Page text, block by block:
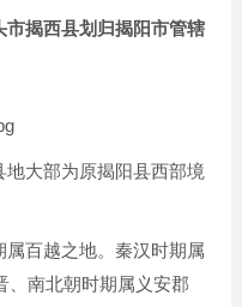
市揭西县划归揭阳市管辖
大部为原揭阳县西部境
百越之地。秦汉时期属
、南北朝时期属义安郡